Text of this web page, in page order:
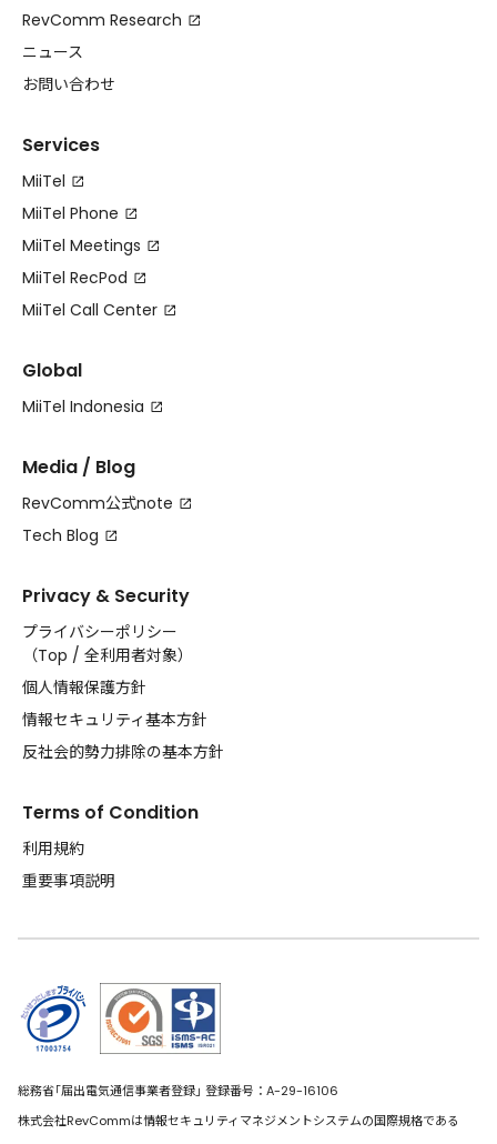
RevComm Research
ニュース
お問い合わせ
Services
MiiTel
MiiTel Phone
MiiTel Meetings
MiiTel RecPod
MiiTel Call Center
Global
MiiTel Indonesia
Media / Blog
RevComm公式note
Tech Blog
Privacy & Security
プライバシーポリシー
（Top / 全利用者対象）
個人情報保護方針
情報セキュリティ基本方針
反社会的勢力排除の基本方針
Terms of Condition
利用規約
重要事項説明
総務省｢届出電気通信事業者登録｣ 登録番号：A-29-16106
株式会社RevCommは情報セキュリティマネジメントシステムの国際規格である